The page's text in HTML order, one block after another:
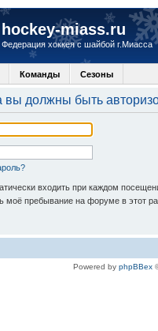
hockey-miass.ru
Федерация хоккея с шайбой г.Миасса
Команды Сезоны
вы должны быть
входить при каждом
моё пребывание на форуме в этот
Powered by phpBBex